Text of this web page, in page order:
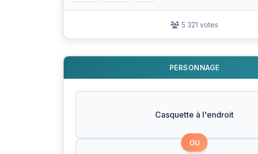
5 321 votes
PERSONNAGE
Casquette à l'endroit
OU